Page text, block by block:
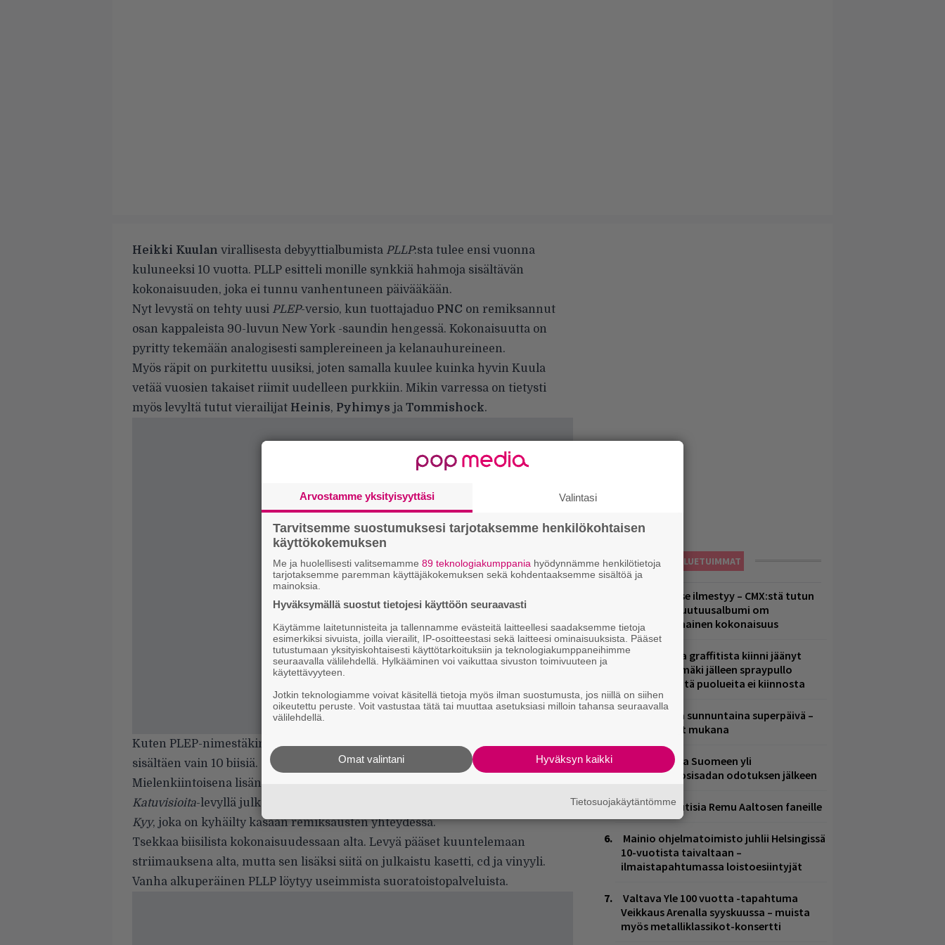
Heikki Kuulan virallisesta debyyttialbumista PLLP:sta tulee ensi vuonna
kuluneeksi 10 vuotta. PLLP esitteli monille synkkiä hahmoja sisältävän
kokonaisuuden, joka ei tunnu vanhentuneen päivääkään.
Nyt levystä on tehty uusi PLEP-versio, kun tuottajaduo PNC on remiksannut
osan kappaleista 90-luvun New York -saundin hengessä. Kokonaisuutta on
pyritty tekemään analogisesti samplereineen ja kelanauhureineen.
Myös räpit on purkitettu uusiksi, joten samalla kuulee kuinka hyvin Kuula
vetää vuosien takaiset riimit uudelleen purkkiin. Mikin varressa on tietysti
myös levyltä tutut vierailijat Heinis, Pyhimys ja Tommishock.
Kuten PLEP-nimestäkin voi päätellä, niin levyllä ei ole aivan kaikkia kappaleita,
sisältäen vain 10 biisiä.
Mielenkiintoisena lisänä joukossa on
Katuvisioita-levyllä julkaistu
Kyy, joka on kyhäilty kasaan remiksausten yhteydessä.
Tsekkaa biisilista kokonaisuudessaan alta. Levyä pääset kuuntelemaan
striimauksena alta, mutta sen lisäksi siitä on julkaistu kasetti, cd ja vinyyli.
Vanha alkuperäinen PLLP löytyy useimmista suoratoistopalveluista.
LUETUIMMAT
Huomenna se ilmestyy – CMX:stä tutun
A.W. Yrjänän uutuusalbumi om
mammuttimainen kokonaisuus
Laittomasta graffitista kiinni jäänyt
Paavo Arhinmäki jälleen spraypullo
kädessä – näitä puolueita ei kiinnosta
Tampereella sunnuntaina superpäivä –
nämä artistit mukana
Weezer palaa Suomeen yli
neljännesvuosisadan odotuksen jälkeen
Mainioita uutisia Remu Aaltosen faneille
Mainio ohjelmatoimisto juhlii Helsingissä
10-vuotista taivaltaan –
ilmaistapahtumassa loistoesiintyjät
Valtava Yle 100 vuotta -tapahtuma
Veikkaus Arenalla syyskuussa – muista
myös metalliklassikot-konsertti
Arvostamme yksityisyyttäsi Valintasi
Tarvitsemme suostumuksesi tarjotaksemme henkilökohtaisen
käyttökokemuksen
Me ja huolellisesti valitsemamme 89 teknologiakumppania hyödynnämme henkilötietoja
tarjotaksemme paremman käyttäjäkokemuksen sekä kohdentaaksemme sisältöä ja
mainoksia.
Hyväksymällä suostut tietojesi käyttöön seuraavasti
Käytämme laitetunnisteita ja tallennamme evästeitä laitteellesi saadaksemme tietoja
esimerkiksi sivuista, joilla vierailit, IP-osoitteestasi sekä laitteesi ominaisuuksista. Pääset
tutustumaan yksityiskohtaisesti käyttötarkoituksiin ja teknologiakumppaneihimme
seuraavalla välilehdellä. Hylkääminen voi vaikuttaa sivuston toimivuuteen ja
käytettävyyteen.
Jotkin teknologiamme voivat käsitellä tietoja myös ilman suostumusta, jos niillä on siihen
oikeutettu peruste. Voit vastustaa tätä tai muuttaa asetuksiasi milloin tahansa seuraavalla
välilehdellä.
Hyväksyn kaikki
Omat valintani
Tietosuojakäytäntömme